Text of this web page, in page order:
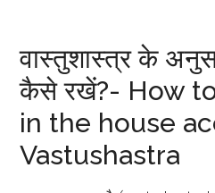
वास्तुशास्त्र के
कैसे रखें?- How
in the house
Vastushastra